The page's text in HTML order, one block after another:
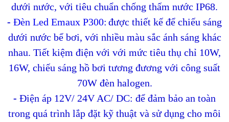
dưới nước, với tiêu chuẩn chống thấm nước IP68.
- Đèn Led Emaux P300: được thiết kế để chiếu sáng
dưới nước bể bơi, với nhiều màu sắc ánh sáng khác
nhau. Tiết kiệm điện với với mức tiêu thụ chỉ 10W,
16W, chiếu sáng hồ bơi tương đương với công suất
70W đèn halogen.
- Điện áp 12V/ 24V AC/ DC: để đảm bảo an toàn
trong quá trình lắp đặt kỹ thuật và sử dụng cho môi